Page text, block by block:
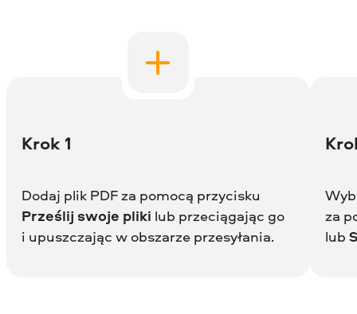
Krok 1
Dodaj plik PDF za pomocą przycisku
Prześlij swoje pliki lub przeciągając go
i upuszczając w obszarze przesyłania.
za
lub